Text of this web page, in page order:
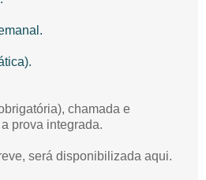
chamada e
prova integrada.
será disponibilizada aqui.